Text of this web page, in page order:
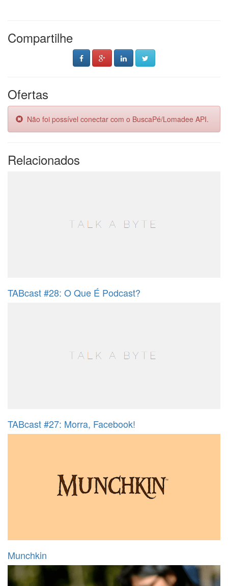
Compartilhe
Ofertas
Não foi possível conectar com o BuscaPé/Lomadee API.
Relacionados
TABcast #28: O Que É Podcast?
TABcast #27: Morra, Facebook!
Munchkin